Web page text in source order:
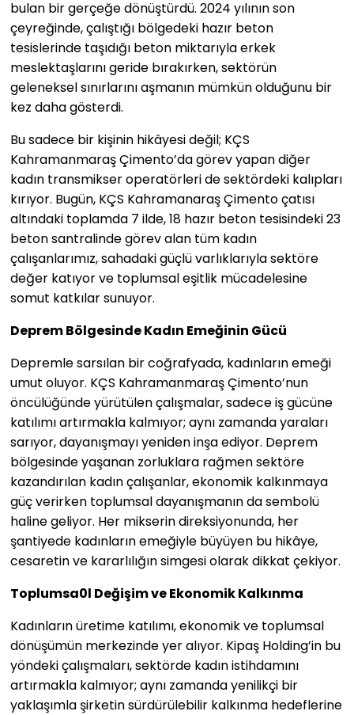
bulan bir gerçeğe dönüştürdü. 2024 yılının son
çeyreğinde, çalıştığı bölgedeki hazır beton
tesislerinde taşıdığı beton miktarıyla erkek
meslektaşlarını geride bırakırken, sektörün
geleneksel sınırlarını aşmanın mümkün olduğunu bir
kez daha gösterdi.
Bu sadece bir kişinin hikâyesi değil; KÇS
Kahramanmaraş Çimento’da görev yapan diğer
kadın transmikser operatörleri de sektördeki kalıpları
kırıyor. Bugün, KÇS Kahramanaraş Çimento çatısı
altındaki toplamda 7 ilde, 18 hazır beton tesisindeki 23
beton santralinde görev alan tüm kadın
çalışanlarımız, sahadaki güçlü varlıklarıyla sektöre
değer katıyor ve toplumsal eşitlik mücadelesine
somut katkılar sunuyor.
Deprem Bölgesinde Kadın Emeğinin Gücü
Depremle sarsılan bir coğrafyada, kadınların emeği
umut oluyor. KÇS Kahramanmaraş Çimento’nun
öncülüğünde yürütülen çalışmalar, sadece iş gücüne
katılımı artırmakla kalmıyor; aynı zamanda yaraları
sarıyor, dayanışmayı yeniden inşa ediyor. Deprem
bölgesinde yaşanan zorluklara rağmen sektöre
kazandırılan kadın çalışanlar, ekonomik kalkınmaya
güç verirken toplumsal dayanışmanın da sembolü
haline geliyor. Her mikserin direksiyonunda, her
şantiyede kadınların emeğiyle büyüyen bu hikâye,
cesaretin ve kararlılığın simgesi olarak dikkat çekiyor.
Toplumsa0l Değişim ve Ekonomik Kalkınma
Kadınların üretime katılımı, ekonomik ve toplumsal
dönüşümün merkezinde yer alıyor. Kipaş Holding’in bu
yöndeki çalışmaları, sektörde kadın istihdamını
artırmakla kalmıyor; aynı zamanda yenilikçi bir
yaklaşımla şirketin sürdürülebilir kalkınma hedeflerine